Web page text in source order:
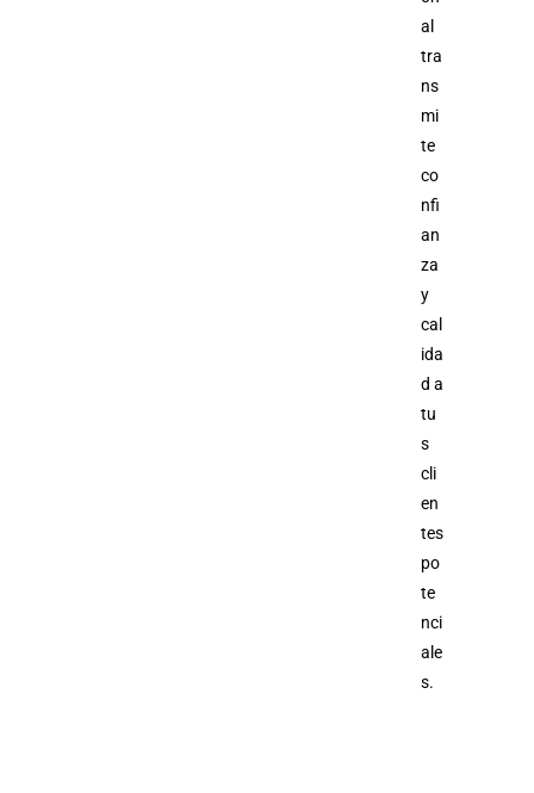
al
tra
ns
mi
te
co
nfi
an
za
y
cal
ida
d a
tu
s
cli
en
tes
po
te
nci
ale
s.